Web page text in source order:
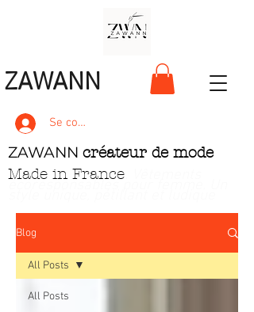
ZAWANN
Se connecter
ZAWANN créateur de mode
Made in France
Blog
All Posts
All Posts